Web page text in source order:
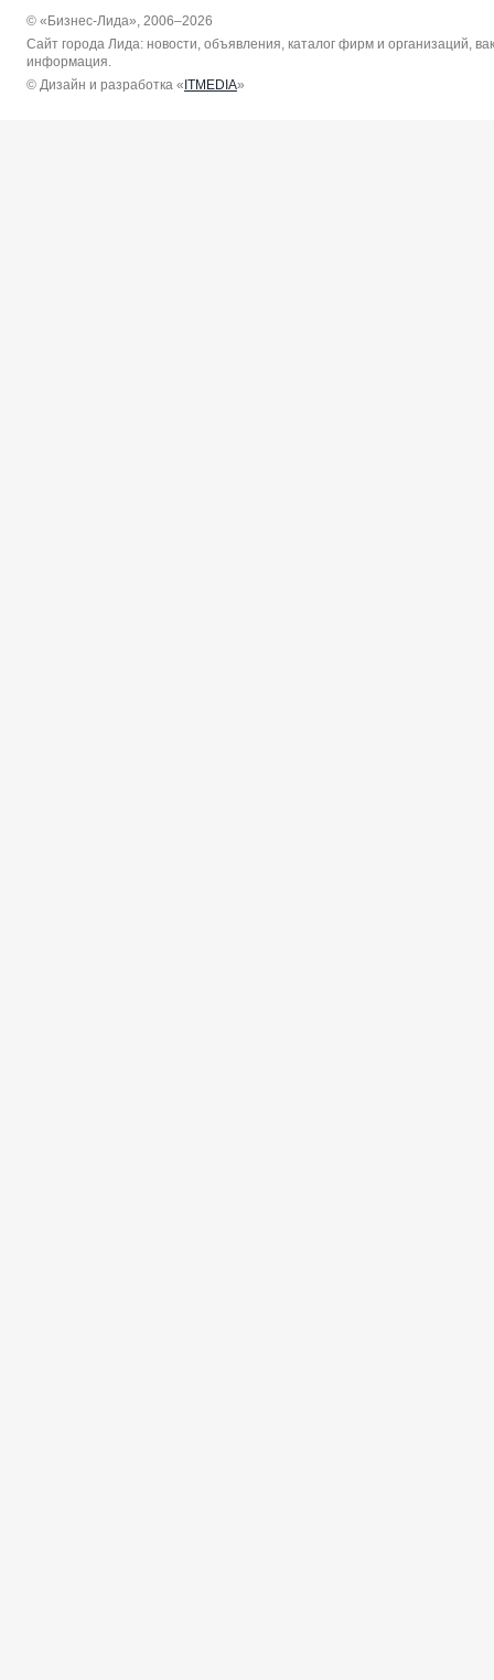
© «Бизнес-Лида», 2006–2026
Сайт города Лида: новости, объявления, каталог фирм и организаций,
информация.
© Дизайн и разработка « ITMEDIA»